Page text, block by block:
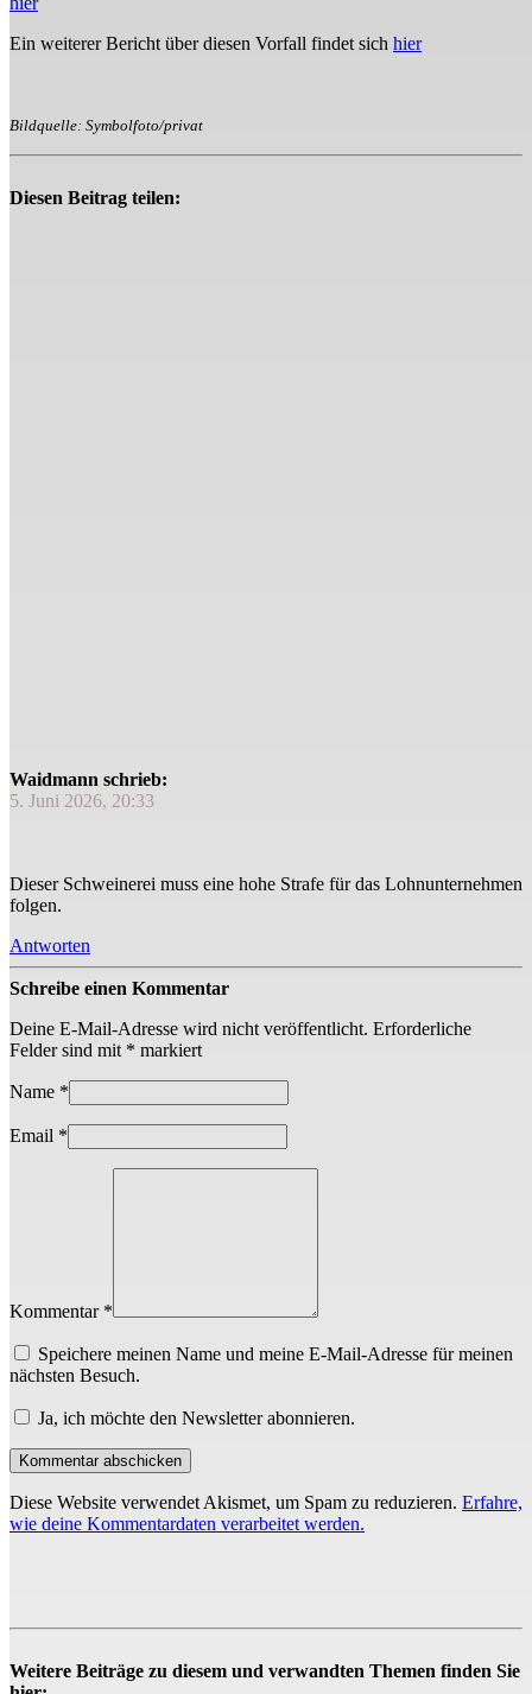
Ein weiterer Bericht über diesen Vorfall findet sich hier
Bildquelle: Symbolfoto/privat
Diesen Beitrag teilen:
Waidmann schrieb:
5. Juni 2026, 20:33
Dieser Schweinerei muss eine hohe Strafe für das Lohnunternehmen
folgen.
Antworten
Schreibe einen Kommentar
Deine E-Mail-Adresse wird nicht veröffentlicht. Erforderliche
Felder sind mit * markiert
Name *
Email *
Kommentar *
Speichere meinen Name und meine E-Mail-Adresse für meinen
nächsten Besuch.
Ja, ich möchte den Newsletter abonnieren.
Diese Website verwendet Akismet, um Spam zu reduzieren. Erfahre,
wie deine Kommentardaten verarbeitet werden.
Weitere Beiträge zu diesem und verwandten Themen finden Sie